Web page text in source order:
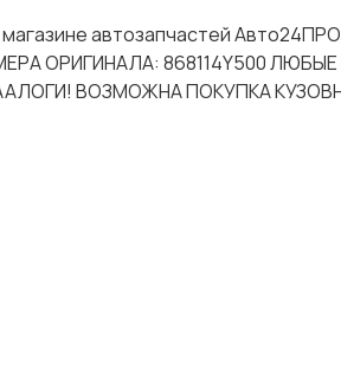
магазине автозапчастей
ОРИГИНАЛА: 868114Y500
ВОЗМОЖНА ПОКУПКА